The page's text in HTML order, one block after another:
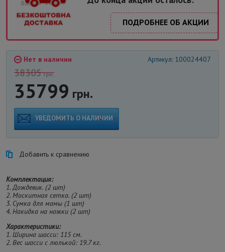
ПОДРОБНЕЕ ОБ АКЦИИ
Нет в наличии Артикул: 100024407
38305грн.
35799 грн.
УВЕДОМИТЬ О НАЛИЧИИ
Добавить к сравнению
Комплектация:
1. Дождевик. (2 шт)
2. Москитная сетка. (2 шт)
3. Сумка для мамы (1 шт)
4. Накидка на ножки (2 шт)
Характеристики:
1. Ширина шасси: 115 см.
2. Вес шасси с люлькой: 19.7 кг.